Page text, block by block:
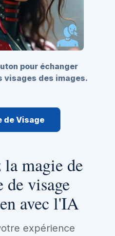
pour échanger
visages des images.
de Visage
magie de
de visage
avec l'IA
expérience